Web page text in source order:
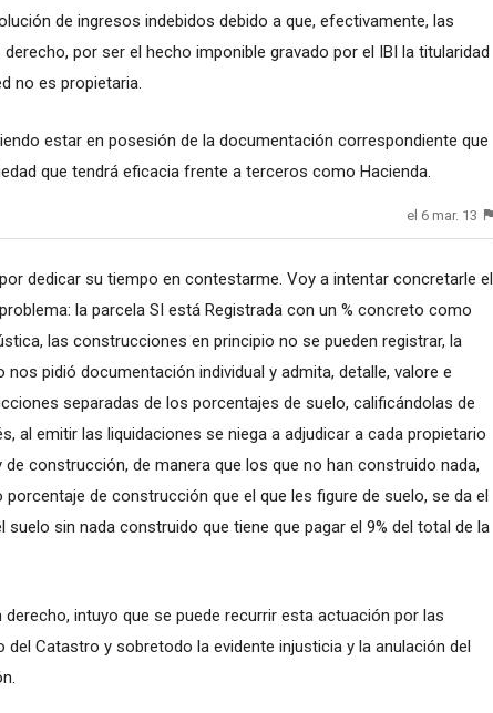
de ingresos indebidos debido a que, efectivamente, las
por ser el hecho imponible gravado por el IBI la titularidad
no es propietaria.
estar en posesión de la documentación correspondiente que
que tendrá eficacia frente a terceros como Hacienda.
el 6 mar. 13
dedicar su tiempo en contestarme. Voy a intentar concretarle el
la parcela SI está Registrada con un % concreto como
las construcciones en principio no se pueden registrar, la
pidió documentación individual y admita, detalle, valore e
separadas de los porcentajes de suelo, calificándolas de
al emitir las liquidaciones se niega a adjudicar a cada propietario
construcción, de manera que los que no han construido nada,
de construcción que el que les figure de suelo, se da el
suelo sin nada construido que tiene que pagar el 9% del total de la
intuyo que se puede recurrir esta actuación por las
del Catastro y sobretodo la evidente injusticia y la anulación del